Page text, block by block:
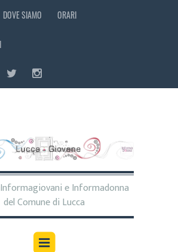
DOVE SIAMO ORARI
e Informadonna
del Comune di Lucca